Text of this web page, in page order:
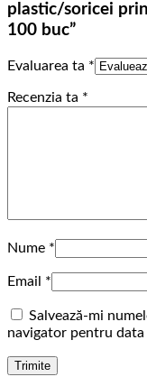
plastic/soricei
100 buc”
Evaluarea ta *
Recenzia ta *
Nume *
Email *
Salvează-mi
navigator pentru